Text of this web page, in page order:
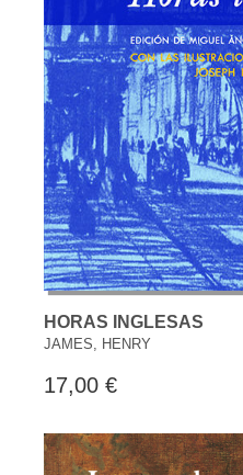
HORAS INGLESAS
JAMES, HENRY
17,00 €